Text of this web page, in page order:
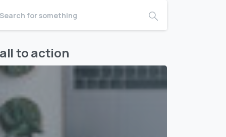
to action